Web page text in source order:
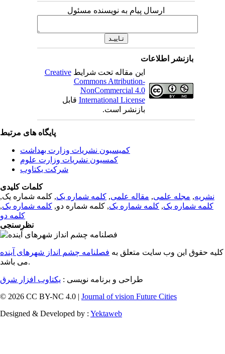
ارسال پیام به نویسنده مسئول
بازنشر اطلاعات
این مقاله تحت شرایطCreative
Commons Attribution-
NonCommercial 4.0
International License قابل
بازنشر است.
پایگاه های مرتبط
کمیسیون نشریات وزارت بهداشت
کمسیون نشریات وزارت علوم
شرکت یکتاوب
کلمات کلیدی
نشریه, مجله علمی, مقاله علمی, کلمه شماره یک, کلمه شماره یک,
کلمه شماره یک, کلمه شماره یک, کلمه شماره دو, کلمه شماره یک,
کلمه دو
نظرسنجی
کلیه حقوق این وب سایت متعلق به فصلنامه چشم انداز شهرهای آینده
می باشد.
طراحی و برنامه نویسی : یکتاوب افزار شرق
© 2026 CC BY-NC 4.0 | Journal of vision Future Cities
Designed & Developed by : Yektaweb